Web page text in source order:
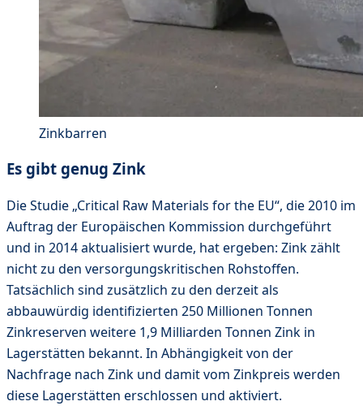
Zinkbarren
Es gibt genug Zink
Die Studie „Critical Raw Materials for the EU“, die 2010 im
Auftrag der Europäischen Kommission durchgeführt
und in 2014 aktualisiert wurde, hat ergeben: Zink zählt
nicht zu den versorgungskritischen Rohstoffen.
Tatsächlich sind zusätzlich zu den derzeit als
abbauwürdig identifizierten 250 Millionen Tonnen
Zinkreserven weitere 1,9 Milliarden Tonnen Zink in
Lagerstätten bekannt. In Abhängigkeit von der
Nachfrage nach Zink und damit vom Zinkpreis werden
diese Lagerstätten erschlossen und aktiviert.